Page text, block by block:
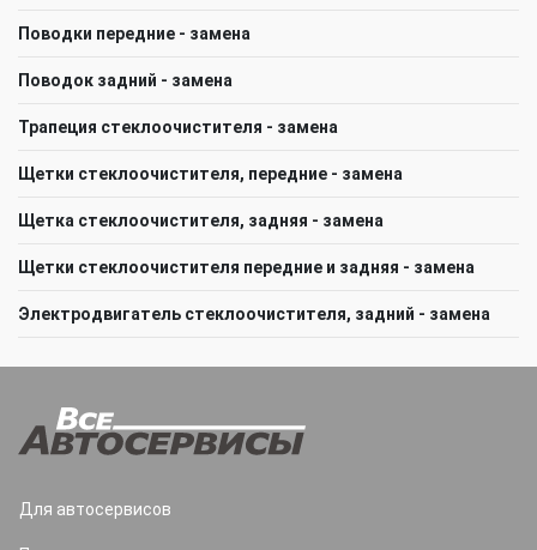
Поводки передние - замена
Поводок задний - замена
Трапеция стеклоочистителя - замена
Щeтки стеклоочистителя, передние - замена
Щетка стеклоочистителя, задняя - замена
Щетки стеклоочистителя передние и задняя - замена
Электродвигатель стеклоочистителя, задний - замена
Для автосервисов